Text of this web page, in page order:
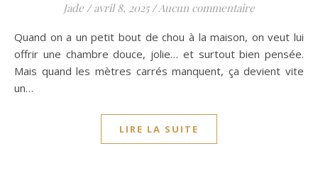
Jade / avril 8, 2025 /Aucun commentaire
Quand on a un petit bout de chou à la maison, on veut lui
offrir une chambre douce, jolie… et surtout bien pensée.
Mais quand les mètres carrés manquent, ça devient vite
un…
LIRE LA SUITE